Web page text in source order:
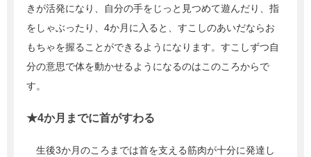
きが活発になり、自分の手をじっと見つめて遊んだり、指
をしゃぶったり、4か月に入ると、すこしのあいだならお
もちゃを握ることができるようになります。すこしずつ自
分の意思で体を動かせるようになるのはこのころからで
す。
★4か月までに首がすわる
生後3か月のころまでは首を支える筋肉が十分に発達し